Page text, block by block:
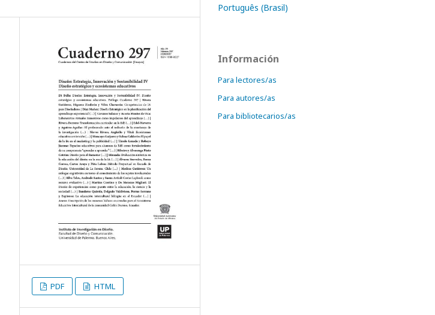
PDF HTML
Português (Brasil)
Información
Para lectores/as
Para autores/as
Para bibliotecarios/as